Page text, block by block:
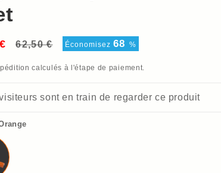
Prix
62,50 €
Prix
Économisez 68 %
calculés à l'étape de paiement.
sont en train de regarder ce produit